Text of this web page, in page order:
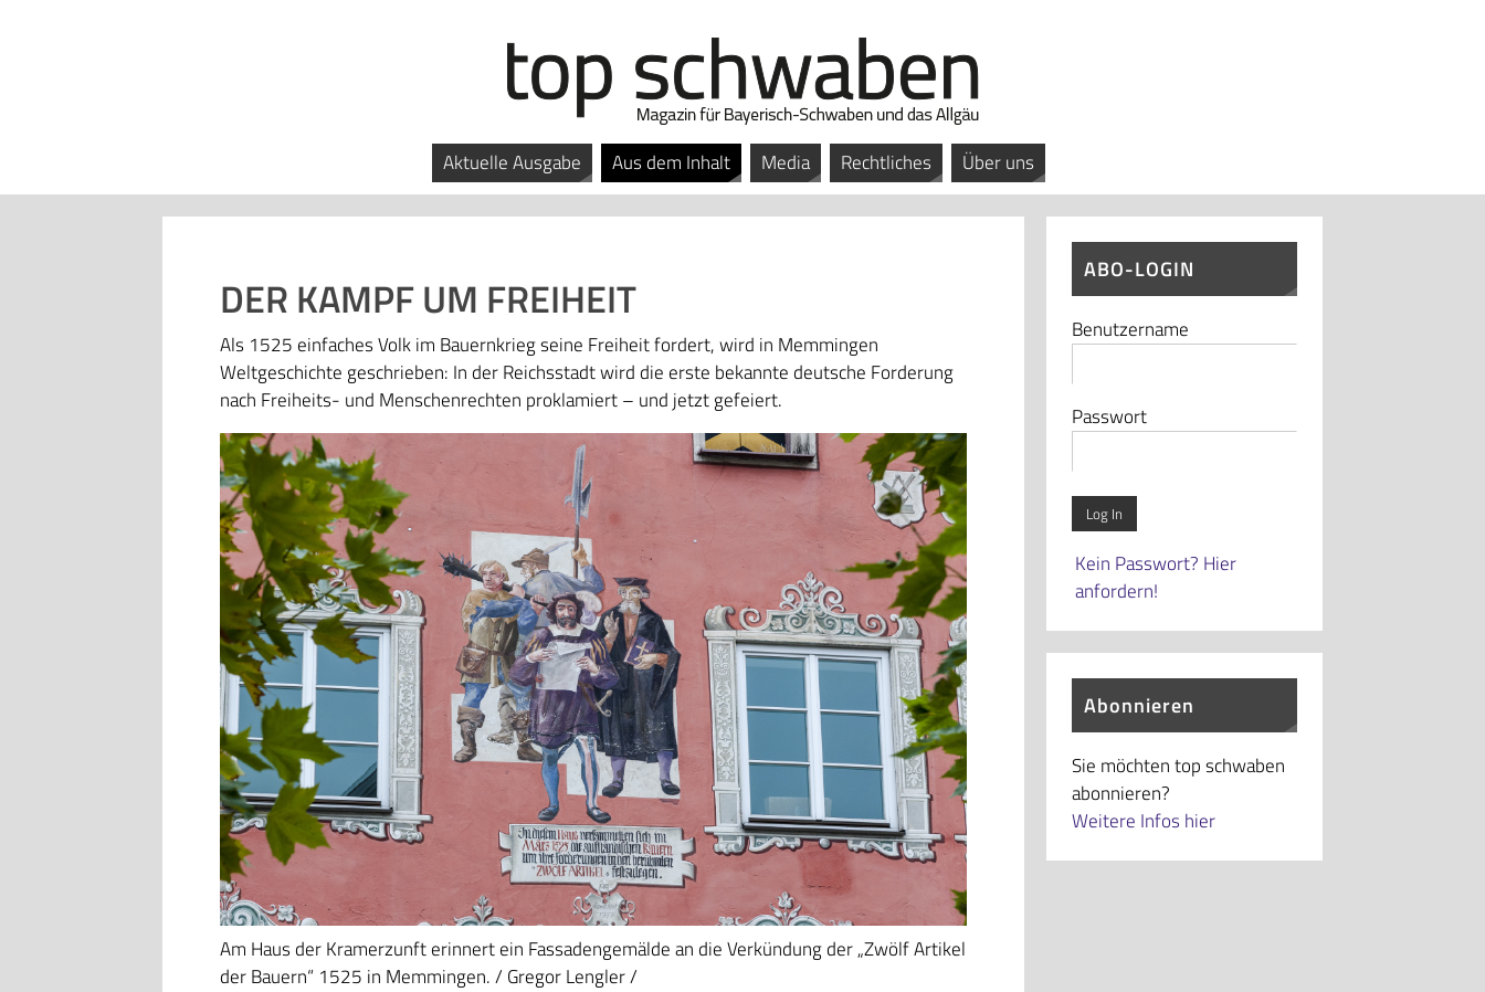
Aktuelle Ausgabe Aus dem Inhalt Media Rechtliches Über uns
DER KAMPF UM FREIHEIT
Als 1525 einfaches Volk im Bauernkrieg seine Freiheit fordert, wird in Memmingen
Weltgeschichte geschrieben: In der Reichsstadt wird die erste bekannte deutsche Forderung
nach Freiheits- und Menschenrechten proklamiert – und jetzt gefeiert.
Am Haus der Kramerzunft erinnert ein Fassadengemälde an die Verkündung der „Zwölf Artikel
der Bauern“ 1525 in Memmingen. / Gregor Lengler /
ABO-LOGIN
Benutzername
Passwort
Kein Passwort? Hier
anfordern!
Abonnieren
Sie möchten top schwaben
abonnieren?
Weitere Infos hier